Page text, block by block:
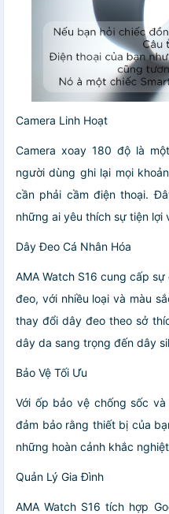
Camera Linh Hoạt
Camera xoay 180 độ là
người dùng ghi lại mọi
cần phải cầm điện thoại.
những ai yêu thích sự tiện lợi
Dây Đeo Cá Nhân Hóa
AMA Watch S16 cung cấp
đeo, với nhiều loại và màu
thay đổi dây đeo theo sở
dây da sang trọng đến dây
Bảo Vệ Tối Ưu
Với ốp bảo vệ chống sốc
đảm bảo rằng thiết bị của
những hoàn cảnh khắc
Quản Lý Gia Đình
AMA Watch S16 tích hợp